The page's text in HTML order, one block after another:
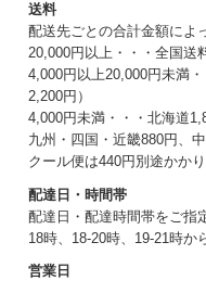
送料
配送先ごとの合計金額によ
20,000円以上・・・全国送
4,000円以上20,000円未満
2,200円）
4,000円未満・・・北海道
九州・四国・近畿880円、
クール便は440円別途かかり
配達日・時間帯
配達日・配達時間帯をご指
18時、18-20時、19-21時か
営業日